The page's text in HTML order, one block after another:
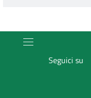
Seguici su